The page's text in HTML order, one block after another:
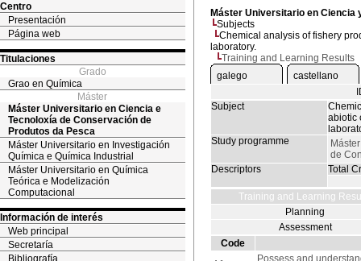
Centro
Presentación
Página web
Titulaciones
Grado
Grao en Química
Máster
Máster Universitario en Ciencia e
Tecnoloxía de Conservación de
Produtos da Pesca
Máster Universitario en Investigación
Química e Química Industrial
Máster Universitario en Química
Teórica e Modelización
Computacional
Información de interés
Web principal
Secretaría
Bibliografía
Máster Universitario en Ciencia
Subjects
Chemical analysis of fishery
laboratory.
Training and Learning Results
galego
castellano
Subject
abiotic
Study programme
de
Descriptors
Total
Training and Learning
Planning
Assessment
Code
Possess and